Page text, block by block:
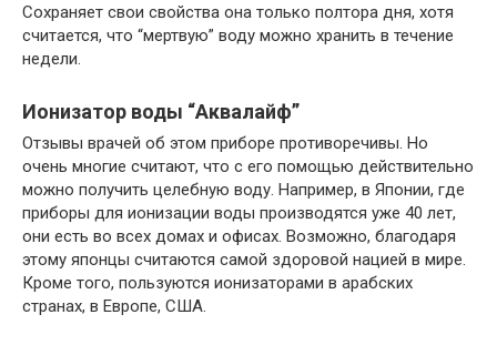
Сохраняет свои свойства она только полтора дня, хотя
считается, что “мертвую” воду можно хранить в течение
недели.
Ионизатор воды “Аквалайф”
Отзывы врачей об этом приборе противоречивы. Но
очень многие считают, что с его помощью действительно
можно получить целебную воду. Например, в Японии, где
приборы для ионизации воды производятся уже 40 лет,
они есть во всех домах и офисах. Возможно, благодаря
этому японцы считаются самой здоровой нацией в мире.
Кроме того, пользуются ионизаторами в арабских
странах, в Европе, США.